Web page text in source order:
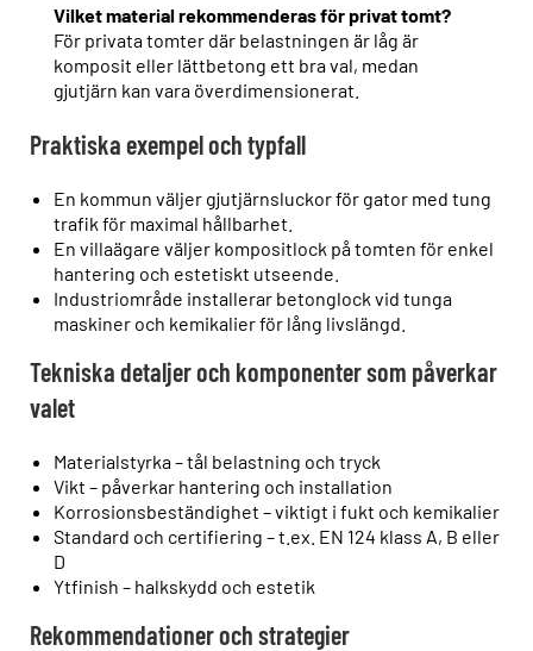
Vilket material rekommenderas för privat tomt?
För privata tomter där belastningen är låg är
komposit eller lättbetong ett bra val, medan
gjutjärn kan vara överdimensionerat.
Praktiska exempel och typfall
En kommun väljer gjutjärnsluckor för gator med tung
trafik för maximal hållbarhet.
En villaägare väljer kompositlock på tomten för enkel
hantering och estetiskt utseende.
Industriområde installerar betonglock vid tunga
maskiner och kemikalier för lång livslängd.
Tekniska detaljer och komponenter som påverkar
valet
Materialstyrka – tål belastning och tryck
Vikt – påverkar hantering och installation
Korrosionsbeständighet – viktigt i fukt och kemikalier
Standard och certifiering – t.ex. EN 124 klass A, B eller
D
Ytfinish – halkskydd och estetik
Rekommendationer och strategier